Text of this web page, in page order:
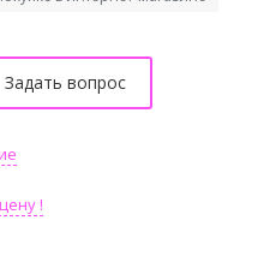
Задать вопрос
!